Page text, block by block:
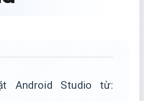
Android Studio từ: